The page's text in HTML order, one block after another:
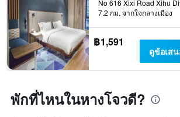
7.2 กม. จากใจกลางเมือง
฿1,591
ดูข้อเส
พักที่ไหนในหางโจวดี?